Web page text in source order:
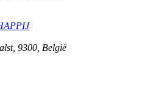
, 9300 België